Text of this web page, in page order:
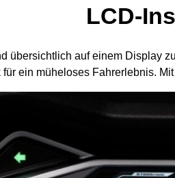
LCD-
übersichtlich auf einem Display
ein müheloses Fahrerlebnis.